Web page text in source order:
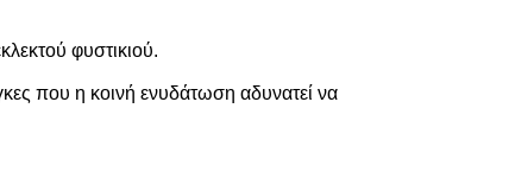
φυστικιού.
που η κοινή ενυδάτωση αδυνατεί να